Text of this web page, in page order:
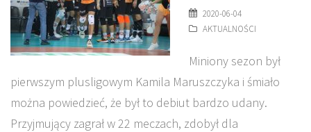
2020-06-04
AKTUALNOŚCI
Miniony sezon był
pierwszym plusligowym Kamila Maruszczyka i śmiało
można powiedzieć, że był to debiut bardzo udany.
Przyjmujący zagrał w 22 meczach, zdobył dla